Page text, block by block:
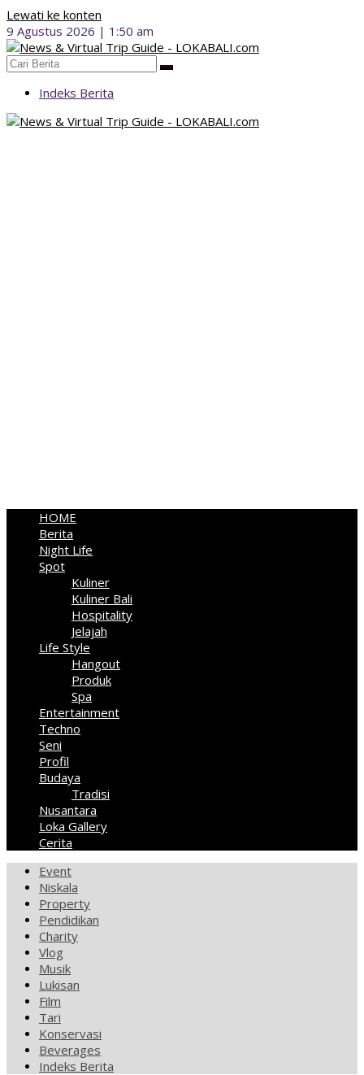
Lewati ke konten
9 Agustus 2026 | 1:50 am
Indeks Berita
HOME
Berita
Night Life
Spot
Kuliner
Kuliner Bali
Hospitality
Jelajah
Life Style
Hangout
Produk
Spa
Entertainment
Techno
Seni
Profil
Budaya
Tradisi
Nusantara
Loka Gallery
Cerita
Event
Niskala
Property
Pendidikan
Charity
Vlog
Musik
Lukisan
Film
Tari
Konservasi
Beverages
Indeks Berita